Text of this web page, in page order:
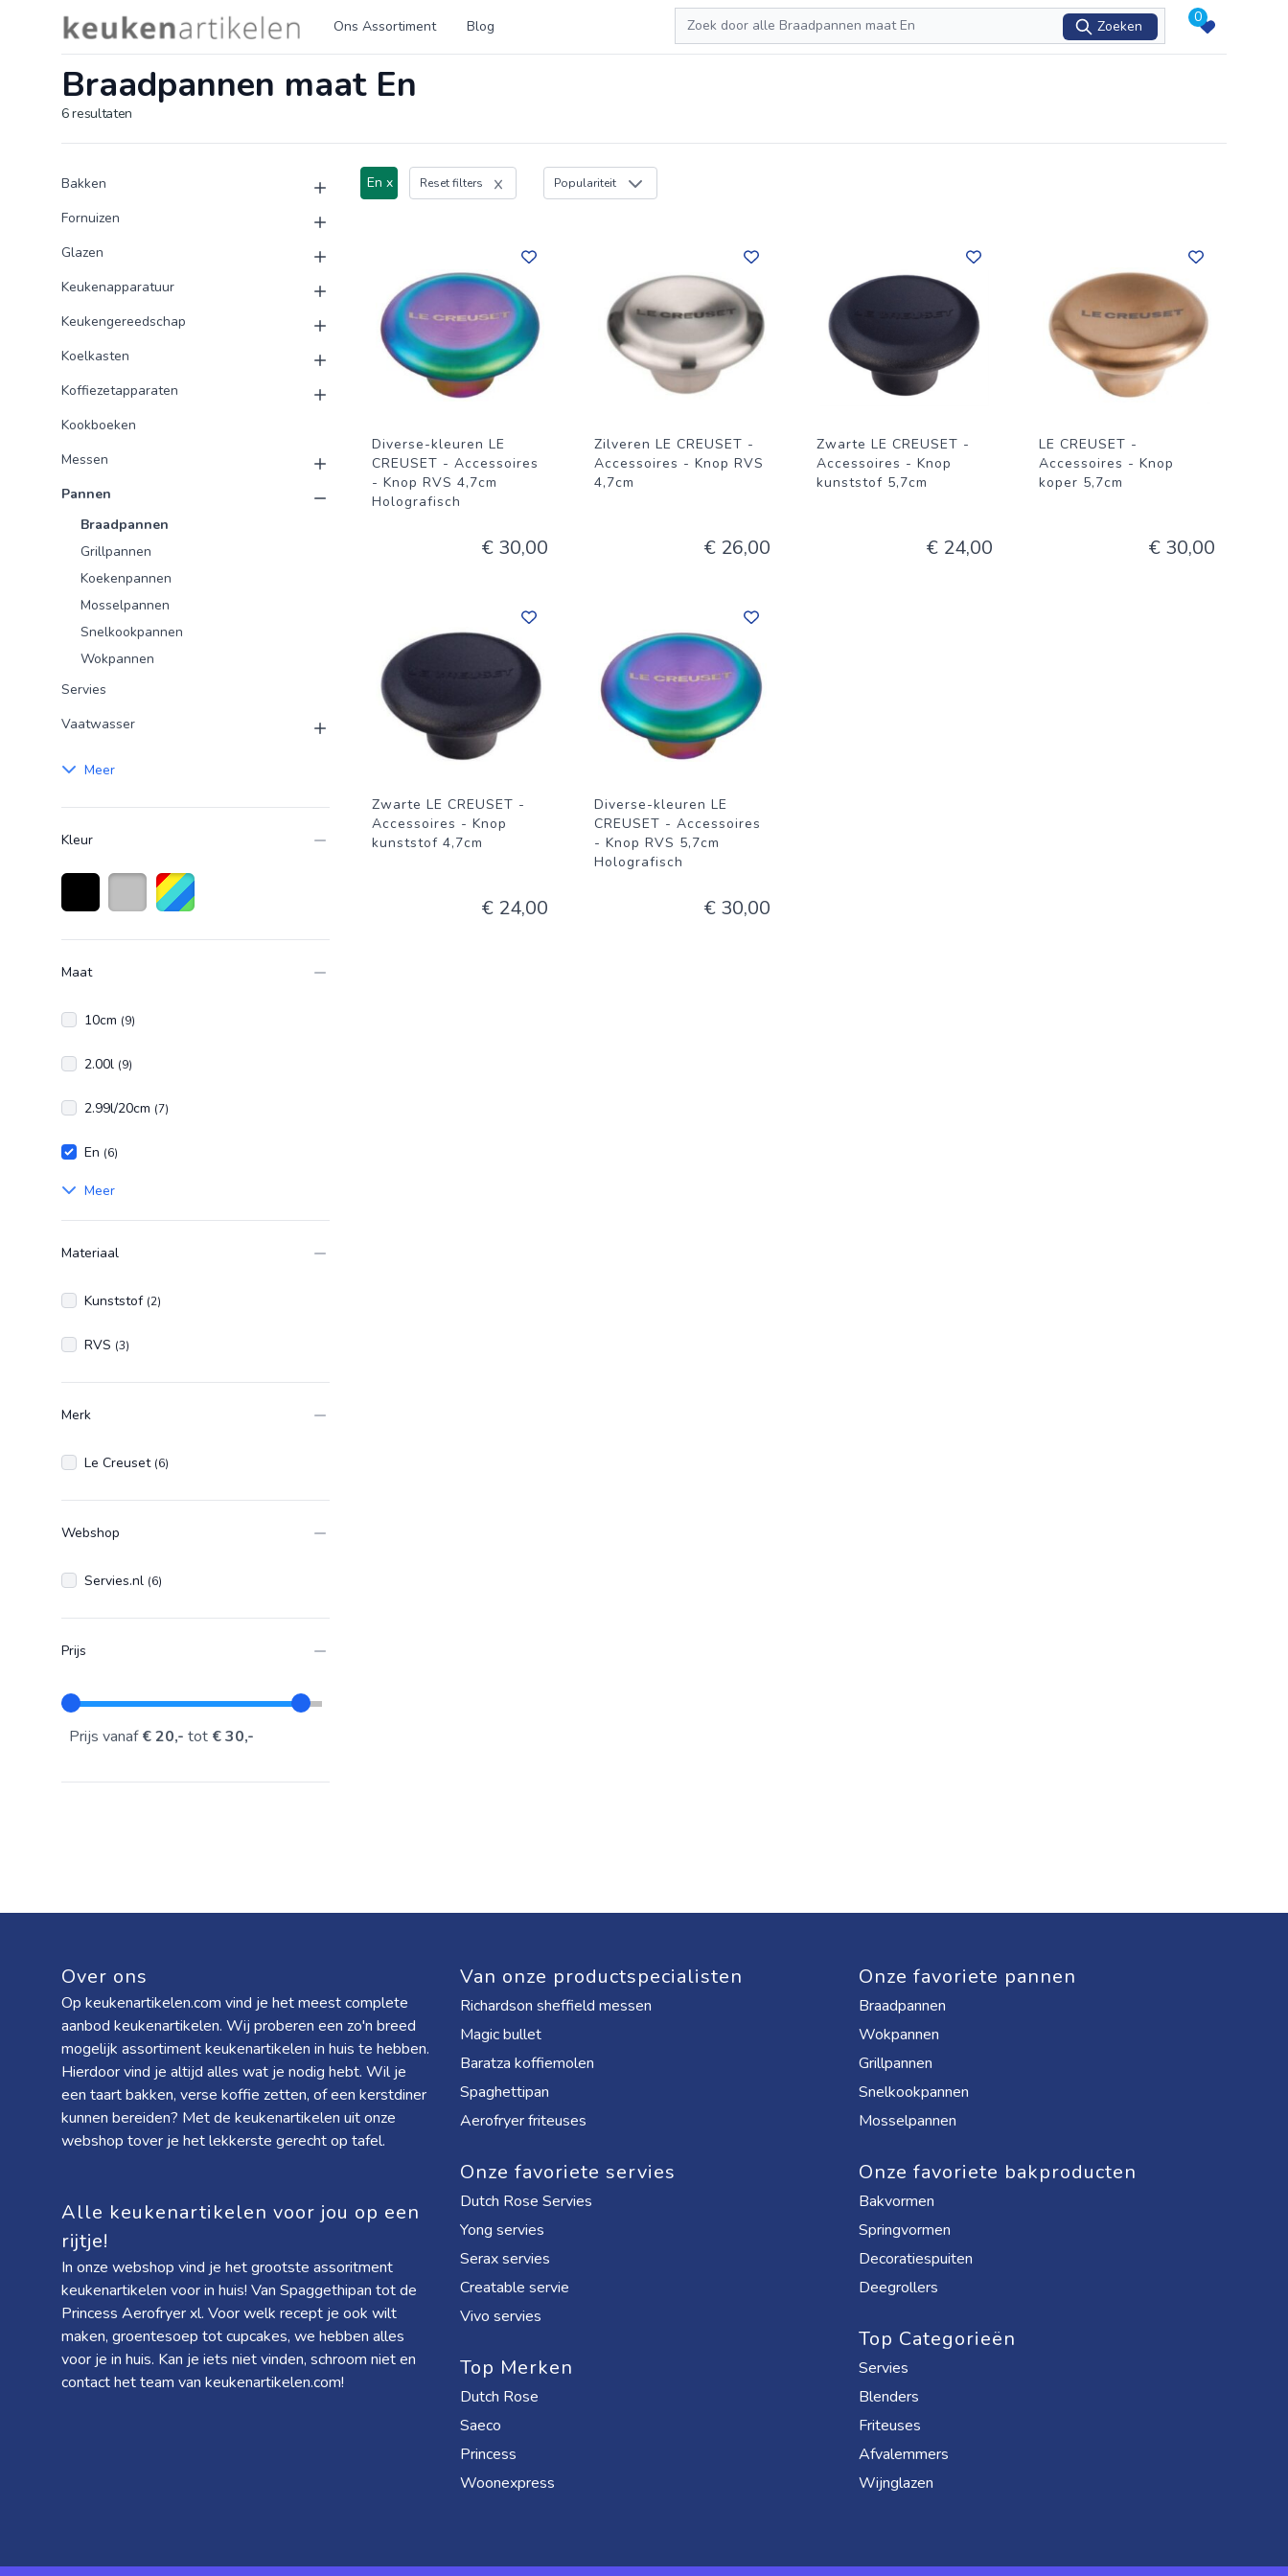
Logo keukenartikelen.com Ons Assortiment Blog
Zoeken
Zoeken
0
Braadpannen maat En
6resultaten
Producten
Product categorieën
Bakken
Fornuizen
Glazen
Keukenapparatuur
Keukengereedschap
Koelkasten
Koffiezetapparaten
Kookboeken
Messen
Pannen
Braadpannen
Grillpannen
Koekenpannen
Mosselpannen
Snelkookpannen
Wokpannen
Servies
Vaatwasser
Meer
Kleur
Maat
10cm (9)
2.00l (9)
2.99l/20cm (7)
En (6)
Meer
Materiaal
Kunststof (2)
RVS (3)
Merk
Le Creuset (6)
Webshop
Servies.nl (6)
Prijs
Prijs vanaf€ 20,- tot € 30,-
En x Reset filters Populariteit
Diverse-kleuren LE
CREUSET - Accessoires
- Knop RVS 4,7cm
Holografisch
€ 30,00
Zilveren LE CREUSET -
Accessoires - Knop RVS
4,7cm
€ 26,00
Zwarte LE CREUSET -
Accessoires - Knop
kunststof 5,7cm
€ 24,00
LE CREUSET -
Accessoires - Knop
koper 5,7cm
€ 30,00
Zwarte LE CREUSET -
Accessoires - Knop
kunststof 4,7cm
€ 24,00
Diverse-kleuren LE
CREUSET - Accessoires
- Knop RVS 5,7cm
Holografisch
€ 30,00
Over ons
Op keukenartikelen.com vind je het meest complete
aanbod keukenartikelen. Wij proberen een zo'n breed
mogelijk assortiment keukenartikelen in huis te hebben.
Hierdoor vind je altijd alles wat je nodig hebt. Wil je
een taart bakken, verse koffie zetten, of een kerstdiner
kunnen bereiden? Met de keukenartikelen uit onze
webshop tover je het lekkerste gerecht op tafel.
Alle keukenartikelen voor jou op een
rijtje!
In onze webshop vind je het grootste assoritment
keukenartikelen voor in huis! Van Spaggethipan tot de
Princess Aerofryer xl. Voor welk recept je ook wilt
maken, groentesoep tot cupcakes, we hebben alles
voor je in huis. Kan je iets niet vinden, schroom niet en
contact het team van keukenartikelen.com!
Van onze productspecialisten
Richardson sheffield messen
Magic bullet
Baratza koffiemolen
Spaghettipan
Aerofryer friteuses
Onze favoriete servies
Dutch Rose Servies
Yong servies
Serax servies
Creatable servie
Vivo servies
Top Merken
Dutch Rose
Saeco
Princess
Woonexpress
Onze favoriete pannen
Braadpannen
Wokpannen
Grillpannen
Snelkookpannen
Mosselpannen
Onze favoriete bakproducten
Bakvormen
Springvormen
Decoratiespuiten
Deegrollers
Top Categorieën
Servies
Blenders
Friteuses
Afvalemmers
Wijnglazen